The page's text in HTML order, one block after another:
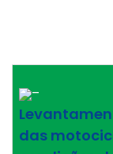
–
das